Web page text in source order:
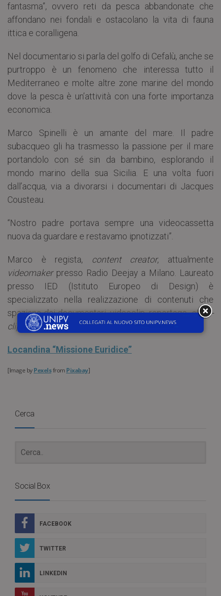
fantasma”, ovvero reti da pesca abbandonate che
affondano nei fondali e ostacolano la vita di fauna
ittica e coralligena.
Nel documentario si parla del golfo di Cefalù, anche se
purtroppo è un fenomeno che interessa tutto il
Mediterraneo e molte altre zone marine del mondo
dove la pesca è un’attività con una forte importanza
economica.
Marco Spinelli è un amante del mare. Il padre
subacqueo gli ha trasmesso la passione per il mare
portandolo con sé sin da bambino, esplorando il
mondo marino della sua Sicilia. E una volta fuori
dall’acqua, via a divorarsi i documentari di Jacques
Cousteau.
“Nostro padre portava sempre una videocassetta
nuova da guardare e restavamo ipnotizzati”.
Marco è regista, content creator, attualmente
videomakerpresso Radio Deejay a Milano. Laureato
presso IED (Istituto Europeo di Design) è
specializzato nella realizzazione di contenuti che
spaziano dai documentari, videoclip, reportage,short-
clip
, fotografia e riprese subacquee.
Locandina “Missione Euridice”
[Image byPexelsfrom Pixabay]
Cerca
Social Box
FACEBOOK
TWITTER
LINKEDIN